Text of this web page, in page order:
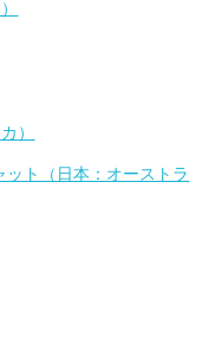
）
ット（日本：オーストラ